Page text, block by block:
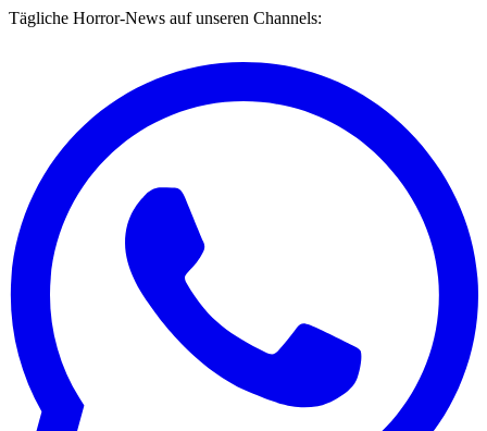
Tägliche Horror-News auf unseren Channels: